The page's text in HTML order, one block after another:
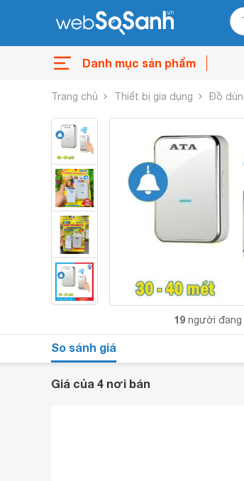
Danh mục sản phẩm
Trang chủ Thiết bị gia dụng Đồ
19 người đang
So sánh giá
Giá của 4 nơi bán